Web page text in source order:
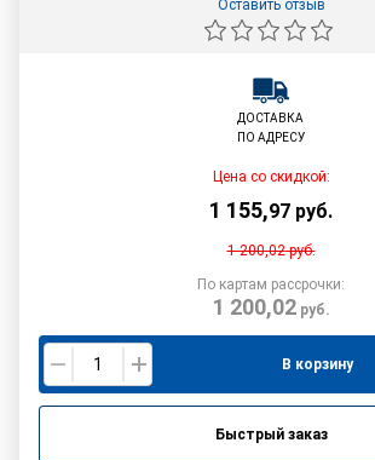
Оставить отзыв
ДОСТАВКА
ПО АДРЕСУ
Цена со скидкой:
1 155,97 руб.
1 200,02руб.
По картам рассрочки:
1 200,02руб.
В корзину
Быстрый заказ